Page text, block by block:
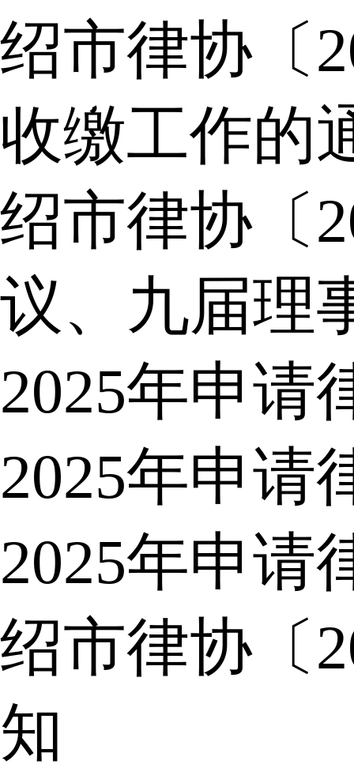
绍市律协〔
收缴工作的
绍市律协〔
议、九届理
2025年申请
2025年申请
2025年申请
绍市律协〔
知